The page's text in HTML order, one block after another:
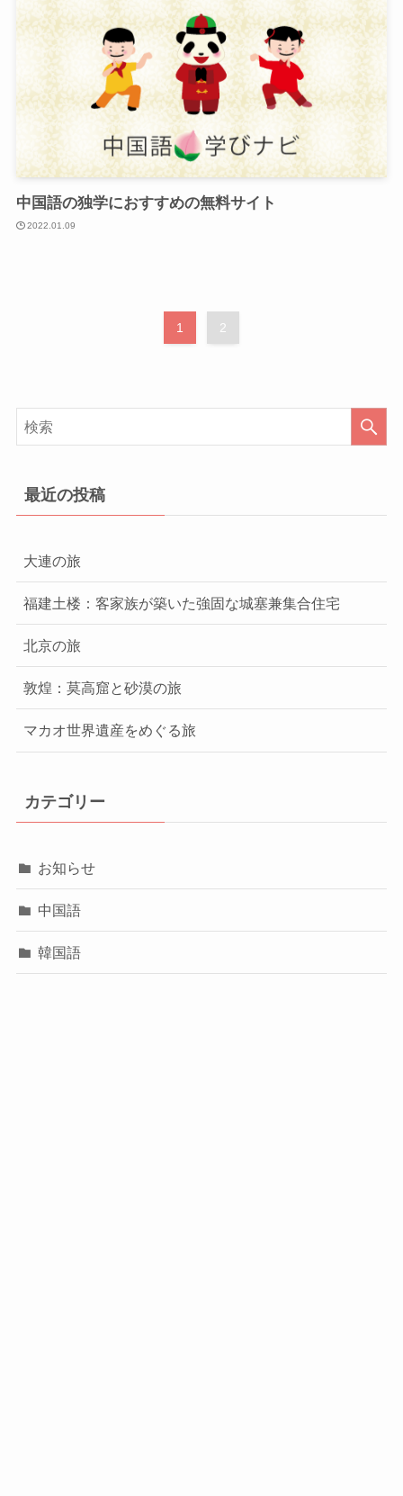
中国語の独学におすすめの無料サイト
2022.01.09
1 2
最近の投稿
大連の旅
福建土楼：客家族が築いた強固な城塞兼集合住宅
北京の旅
敦煌：莫高窟と砂漠の旅
マカオ世界遺産をめぐる旅
カテゴリー
お知らせ
中国語
韓国語